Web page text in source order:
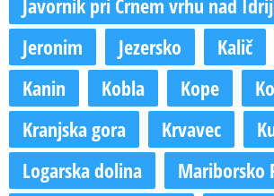
Jeronim
Jezersko Kalič
Kanin
Kobla Kope
Kranjska gora
Krvavec
Logarska dolina
Mariborsko